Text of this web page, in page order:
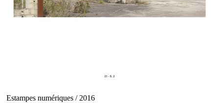
Estampes numériques / 2016